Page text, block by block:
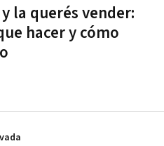
la querés vender:
hacer y cómo